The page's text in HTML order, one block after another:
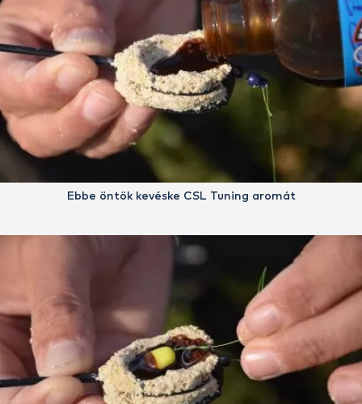
Ebbe öntök kevéske CSL Tuning aromát